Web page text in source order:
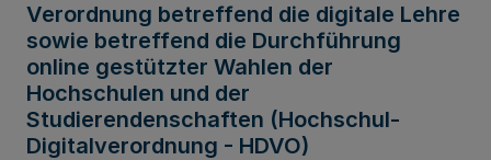
Verordnung betreffend die digitale Lehre
sowie betreffend die Durchführung
online gestützter Wahlen der
Hochschulen und der
Studierendenschaften (Hochschul-
Digitalverordnung - HDVO)